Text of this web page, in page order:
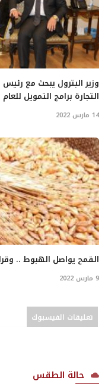
وزير البترول يبحث مع
التجارة برامج التمويل
14 مارس 2022
القمح يواصل الهبوط ..
9 مارس 2022
تعليقات الفيسبوك
حالة الطقس